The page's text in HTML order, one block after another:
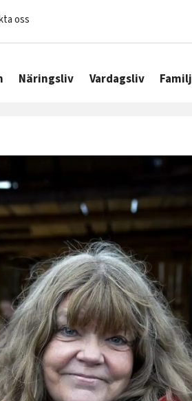
oss
Näringsliv Vardagsliv Familj